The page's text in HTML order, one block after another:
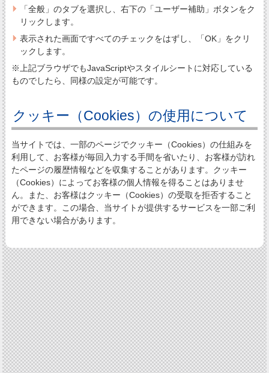
「全般」のタブを選択し、右下の「ユーザー補助」ボタンをク
リックします。
表示された画面ですべてのチェックをはずし、「OK」をクリ
ックします。
※上記ブラウザでもJavaScriptやスタイルシートに対応している
ものでしたら、同様の設定が可能です。
クッキー（Cookies）の使用について
当サイトでは、一部のページでクッキー（Cookies）の仕組みを
利用して、お客様が毎回入力する手間を省いたり、お客様が訪れ
たページの履歴情報などを収集することがあります。クッキー
（Cookies）によってお客様の個人情報を得ることはありませ
ん。また、お客様はクッキー（Cookies）の受取を拒否すること
ができます。この場合、当サイトが提供するサービスを一部ご利
用できない場合があります。